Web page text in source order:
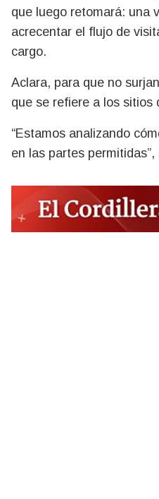
que luego retomará: una
acrecentar el flujo de
cargo.
Aclara, para que no
que se refiere a los sitios
“Estamos analizando
en las partes permitidas”,